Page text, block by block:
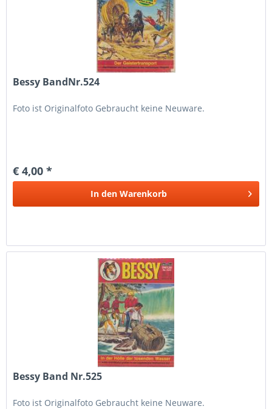
Bessy BandNr.524
Foto ist Originalfoto Gebraucht keine Neuware.
€ 4,00 *
In den Warenkorb
Bessy Band Nr.525
Foto ist Originalfoto Gebraucht keine Neuware.